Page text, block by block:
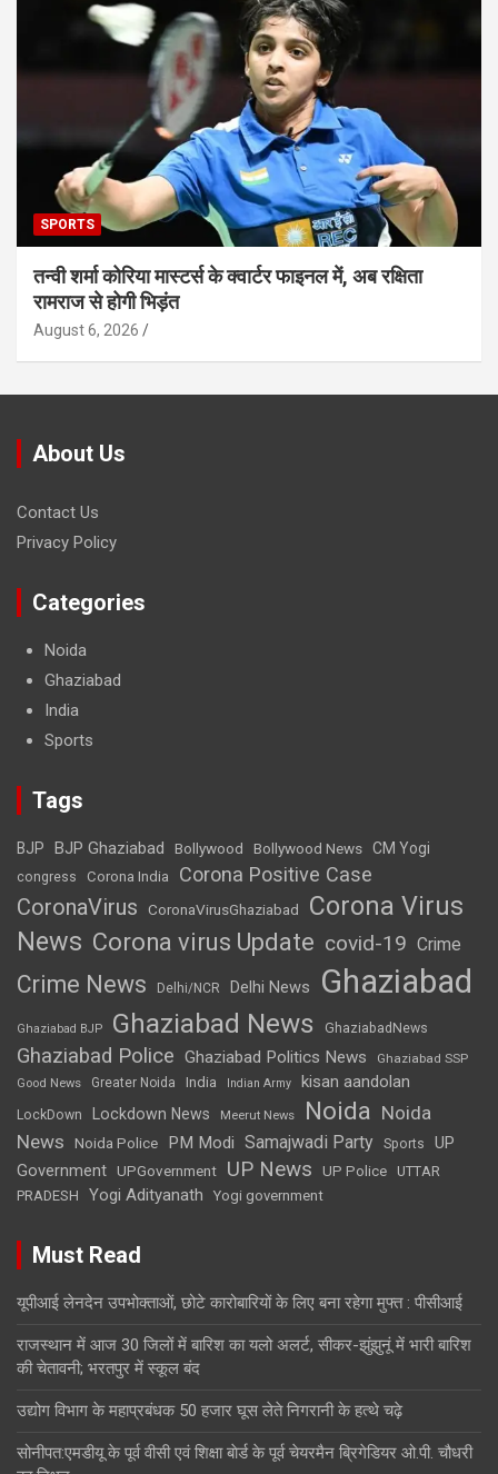
SPORTS
तन्वी शर्मा कोरिया मास्टर्स के क्वार्टर फाइनल में, अब रक्षिता
रामराज से होगी भिड़ंत
August 6, 2026
About Us
Contact Us
Privacy Policy
Categories
Noida
Ghaziabad
India
Sports
Tags
BJP BJP Ghaziabad Bollywood Bollywood News CM Yogi
congress Corona India Corona Positive Case
CoronaVirus CoronaVirusGhaziabad
Corona Virus
News Corona virus Update covid-19 Crime
Crime News Delhi/NCR Delhi News Ghaziabad
Ghaziabad BJP Ghaziabad News GhaziabadNews
Ghaziabad Police Ghaziabad Politics News Ghaziabad SSP
Good News Greater Noida India Indian Army kisan aandolan
LockDown Lockdown News Meerut News Noida Noida
News
Noida Police PM Modi Samajwadi Party Sports
UP
Government UPGovernment UP News UP Police
UTTAR
PRADESH
Yogi Adityanath Yogi government
Must Read
यूपीआई लेनदेन उपभोक्ताओं, छोटे कारोबारियों के लिए बना रहेगा मुफ्त : पीसीआई
राजस्थान में आज 30 जिलों में बारिश का यलो अलर्ट, सीकर-झुंझुनूं में भारी बारिश
की चेतावनी; भरतपुर में स्कूल बंद
उद्योग विभाग के महाप्रबंधक 50 हजार घूस लेते निगरानी के हत्थे चढ़े
सोनीपत:एमडीयू के पूर्व वीसी एवं शिक्षा बाेर्ड के पूर्व चेयरमैन ब्रिगेडियर ओ.पी. चौधरी